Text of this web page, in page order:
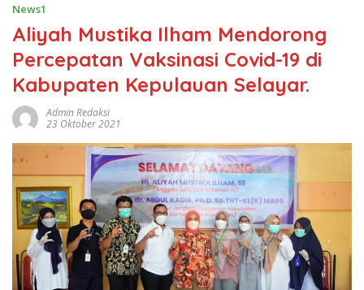
News1
Aliyah Mustika Ilham Mendorong
Percepatan Vaksinasi Covid-19 di
Kabupaten Kepulauan Selayar.
Admin Redaksi
23 Oktober 2021